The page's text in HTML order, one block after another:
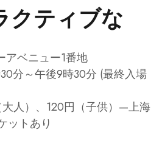
クティブな
アベニュー1番地
分～午後9時30分 (最終入場
大人）、120円（子供）—上海
ットあり